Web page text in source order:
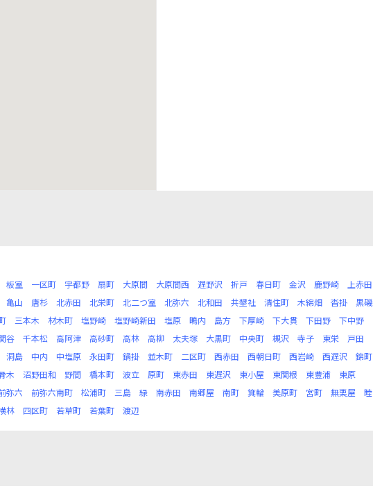
板室 一区町 宇都野 扇町 大原間 大原間西 遅野沢 折戸 春日町 金沢 鹿野崎
上赤田
亀山 唐杉 北赤田 北栄町 北二つ室 北弥六 北和田 共墾社 清住町 木綿畑 沓掛
黒磯
三本木 材木町 塩野崎 塩野崎新田 塩原 鴫内 島方 下厚崎 下大貫 下田野
下中野
谷 千本松 高阿津 高砂町 高林 高柳 太夫塚 大黒町 中央町 槻沢 寺子 東栄
戸田
洞島 中内 中塩原 永田町 鍋掛 並木町 二区町 西赤田 西朝日町 西岩崎 西遅沢
錦町
木 沼野田和 野間 橋本町 波立 原町 東赤田 東遅沢 東小屋 東関根 東豊浦
東原
弥六 前弥六南町 松浦町 三島 緑 南赤田 南郷屋 南町 箕輪 美原町 宮町 無栗屋
睦
林 四区町 若草町 若葉町 渡辺